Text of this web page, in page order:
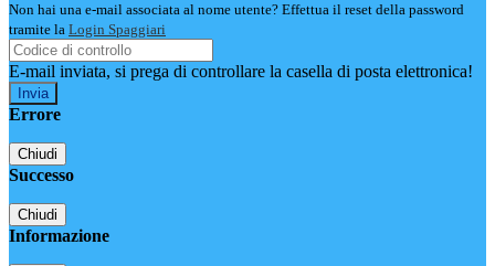
Non hai una e-mail associata al nome utente? Effettua il reset della password
tramite la Login Spaggiari
E-mail inviata, si prega di controllare la casella di posta elettronica!
Errore
Chiudi
Successo
Chiudi
Informazione